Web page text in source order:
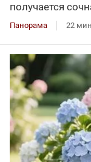
получается
Панорама 22